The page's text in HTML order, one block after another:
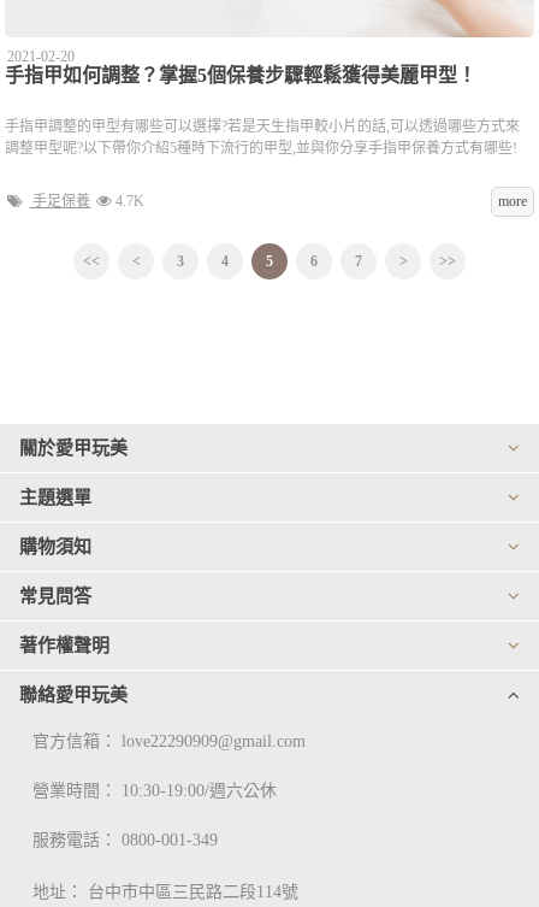
2021-02-20
手指甲如何調整？掌握5個保養步驟輕鬆獲得美麗甲型！
手指甲調整的甲型有哪些可以選擇?若是天生指甲較小片的話,可以透過哪些方式來
調整甲型呢?以下帶你介紹5種時下流行的甲型,並與你分享手指甲保養方式有哪些!
手足保養 4.7K more
<< < 3 4 5 6 7 > >>
關於愛甲玩美
主題選單
購物須知
常見問答
著作權聲明
聯絡愛甲玩美
官方信箱： love22290909@gmail.com
營業時間： 10:30-19:00/週六公休
服務電話： 0800-001-349
地址： 台中市中區三民路二段114號